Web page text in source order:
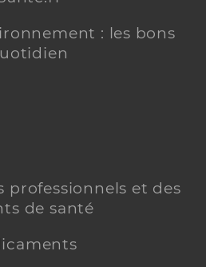
: les bons
professionnels et des
de santé